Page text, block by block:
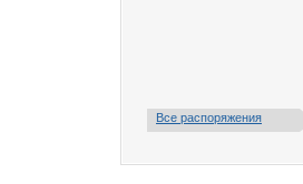
Все распоряжения